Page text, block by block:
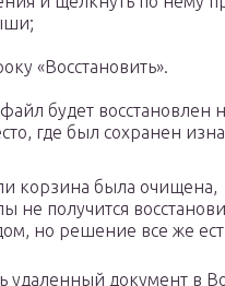
«Восстановить».
будет восстановлен
где был сохранен
корзина была очищена,
не получится
но решение все же
удаленный документ в